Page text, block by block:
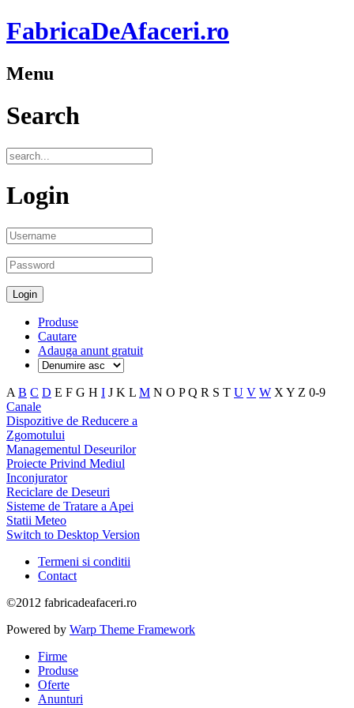
FabricaDeAfaceri.ro
Menu
Search
Login
Produse
Cautare
Adauga anunt gratuit
A B C D E F G H I J K L M N O P Q R S T U V W X Y Z 0-9
Canale
Dispozitive de Reducere a
Zgomotului
Managementul Deseurilor
Proiecte Privind Mediul
Inconjurator
Reciclare de Deseuri
Sisteme de Tratare a Apei
Statii Meteo
Switch to Desktop Version
Termeni si conditii
Contact
©2012 fabricadeafaceri.ro
Powered by Warp Theme Framework
Firme
Produse
Oferte
Anunturi